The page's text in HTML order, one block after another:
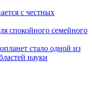
с честных
спокойного семейного
стало одной из
науки